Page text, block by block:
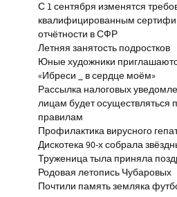
С 1 сентября изменятся
квалифицированным
отчётности в СФР
Летняя занятость подростков
Юные художники
«Ибреси _ в сердце моём»
Рассылка налоговых
лицам будет осуществляться
правилам
Профилактика вирусного
Дискотека 90-х собрала
Труженица тыла приняла
Родовая летопись Чубаровых
Почтили память земляка